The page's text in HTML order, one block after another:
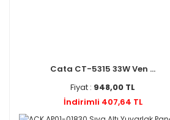
Cata CT-5315 33W Ven ...
Fiyat : 948,00 TL
İndirimli 407,64 TL